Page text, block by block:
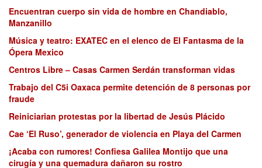
Encuentran cuerpo sin vida de hombre en Chandiablo,
Manzanillo
Música y teatro: EXATEC en el elenco de El Fantasma de la
Ópera Mexico
Centros Libre – Casas Carmen Serdán transforman vidas
Trabajo del C5i Oaxaca permite detención de 8 personas por
fraude
Reiniciarian protestas por la libertad de Jesús Plácido
Cae ‘El Ruso’, generador de violencia en Playa del Carmen
¡Acaba con rumores! Confiesa Galilea Montijo que una
cirugía y una quemadura dañaron su rostro